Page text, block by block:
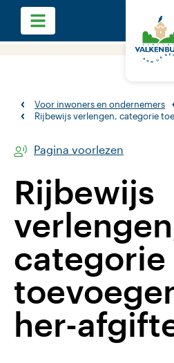
Voor inwoners en ondernemers
Rijbewijs verlengen, categorie
Pagina voorlezen
Rijbewijs
categorie
her-